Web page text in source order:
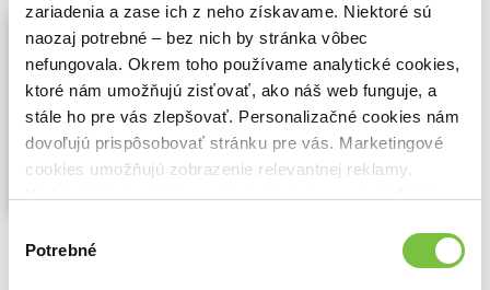
zariadenia a zase ich z neho získavame. Niektoré sú
naozaj potrebné – bez nich by stránka vôbec
nefungovala. Okrem toho používame analytické cookies,
ktoré nám umožňujú zisťovať, ako náš web funguje, a
stále ho pre vás zlepšovať. Personalizačné cookies nám
dovoľujú prispôsobovať stránku pre vás. Marketingové
cookies umožňujú zobrazenie relevantnej reklamy.
Niektoré údaje zdieľame aj s tretími stranami. Veľmi by
cookies.
súhlasu
Potrebné
Logovedko skúma predložky
Lucia Palugyayová,Mária Ruhalovská
Oľga Tokárová,Príroda(2024)
Pracovný zošit od skúsených logopedičiek
zameraný na rozvoj jazyka u detí do 6
rokov. Pomáha deťom prirodzene si
osvojiť správne používanie predložiek